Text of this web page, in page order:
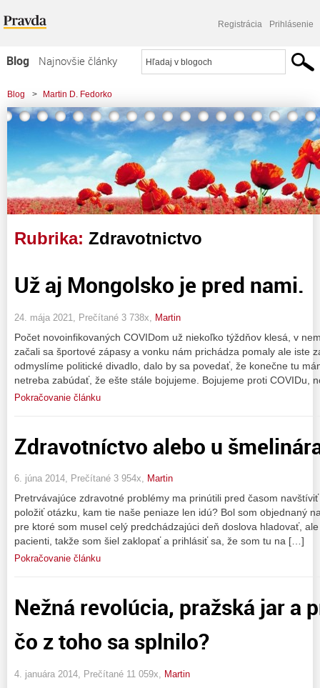
Registrácia Prihlásenie
Blog
Najnovšie články
Najčítanejšie články
Najkomentovanejšie články
Komerčné blogy
Blog > Martin D. Fedorko
Rubrika: Zdravotnictvo
Už aj Mongolsko je pred nami.
24. mája 2021, Prečítané 3 738x, Martin
Počet novoinfikovaných COVIDom už niekoľko týždňov klesá, v
začali sa športové zápasy a vonku nám prichádza pomaly ale iste
odmyslíme politické divadlo, dalo by sa povedať, že konečne tu
netreba zabúdať, že ešte stále bojujeme. Bojujeme proti COVIDu,
Pokračovanie článku
Zdravotníctvo alebo u
6. júna 2014, Prečítané 3 954x, Martin
Pretrvávajúce zdravotné problémy ma prinútili pred časom
položiť otázku, kam tie naše peniaze len idú? Bol som objednaný
pre ktoré som musel celý predchádzajúci deň doslova hladovať,
pacienti, takže som šiel zaklopať a prihlásiť sa, že som tu na […]
Pokračovanie článku
Nežná revolúcia, pražská jar a
čo z toho sa splnilo?
4. januára 2014, Prečítané 11 059x, Martin